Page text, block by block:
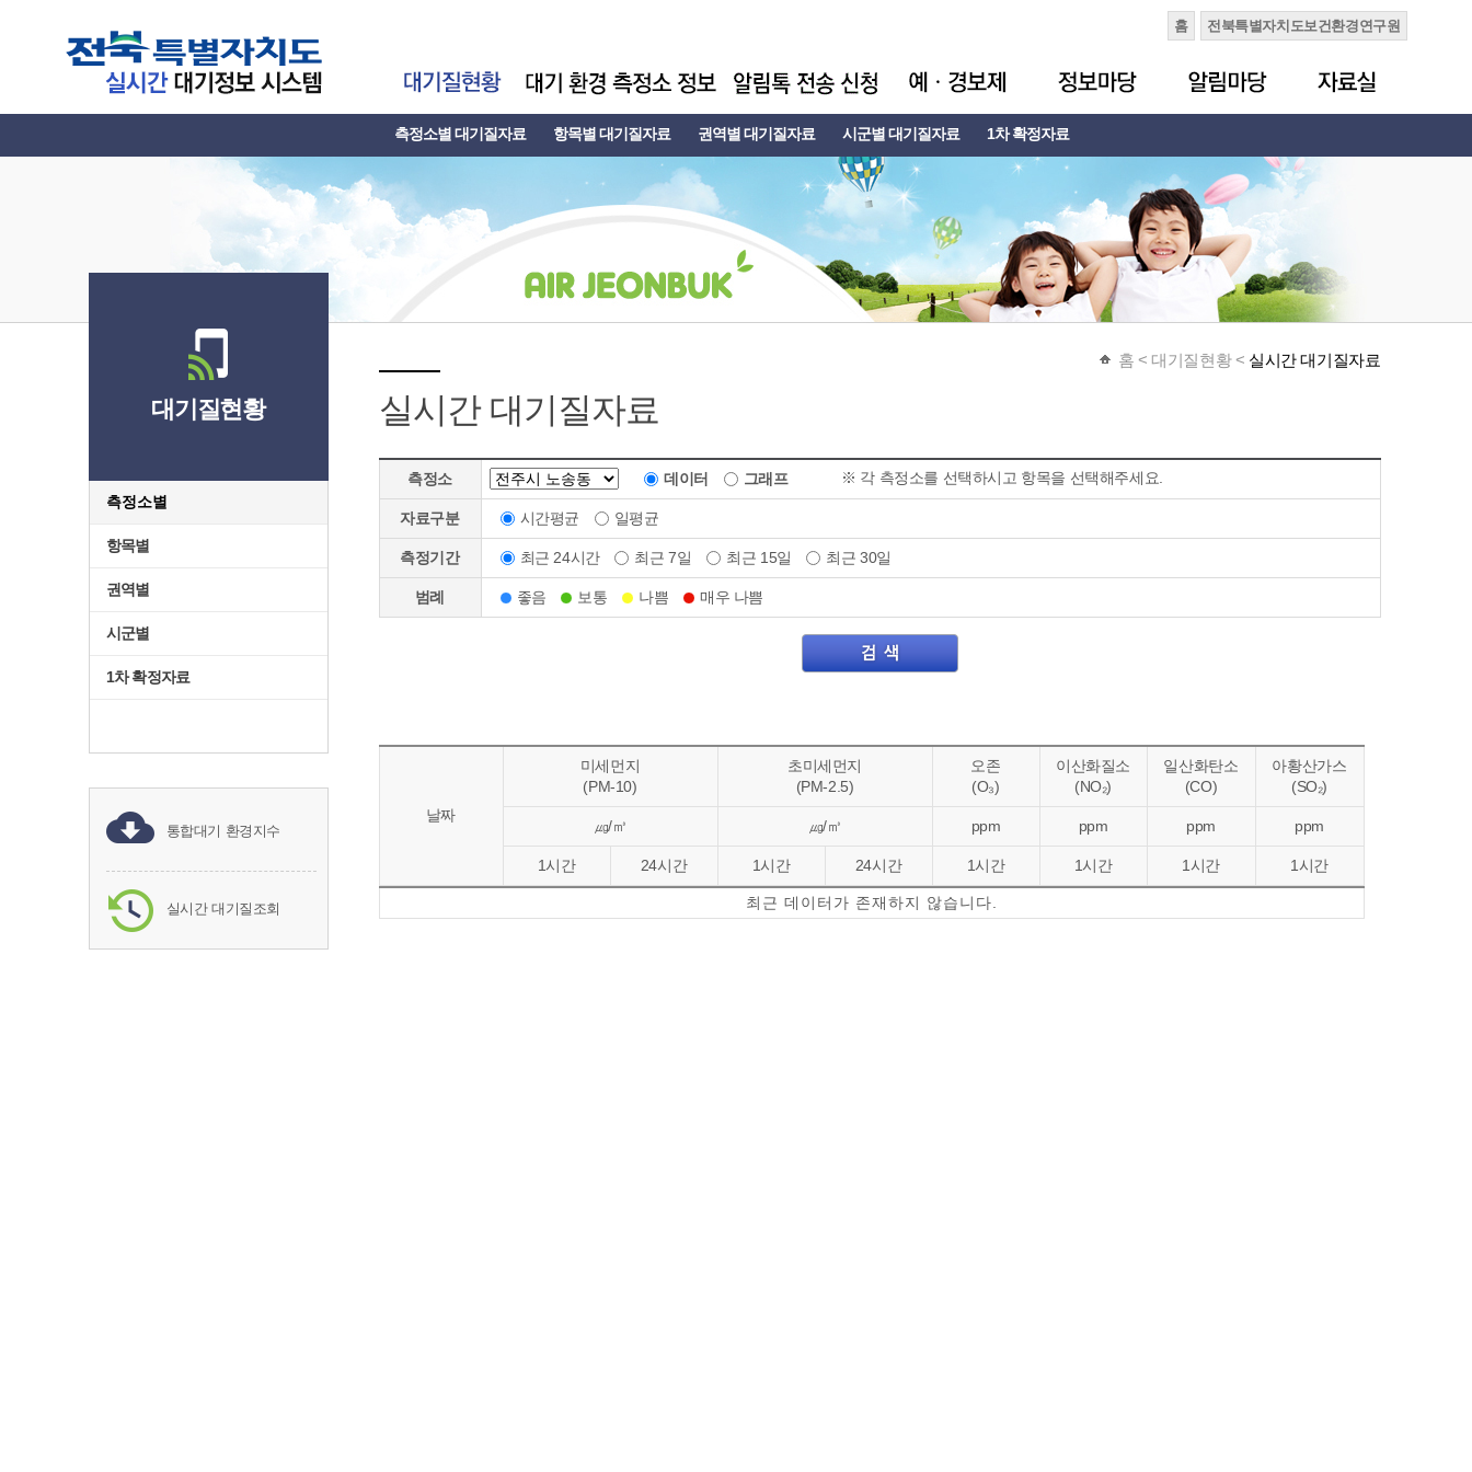
홈 전북특별자치도보건환경연구원
측정소별 대기질자료 항목별 대기질자료 권역별 대기질자료 시군별 대기질자료 1차 확정자료
대기질현황
측정소별
항목별
권역별
시군별
1차 확정자료
통합대기 환경지수
실시간 대기질조회
홈 < 대기질현황 < 실시간 대기질자료
실시간 대기질자료
측정소 데이터 그래프 ※ 각 측정소를 선택하시고 항목을 선택해주세요.
자료구분 시간평균 일평균
측정기간 최근 24시간 최근 7일 최근 15일 최근 30일
범례 좋음 보통 나쁨 매우 나쁨
날짜
미세먼지
(PM-10)
초미세먼지
(PM-2.5)
오존
(O₃)
이산화질소
(NO₂)
일산화탄소
(CO)
아황산가스
(SO₂)
㎍/㎥ ㎍/㎥ ppm ppm ppm ppm
1시간 24시간 1시간 24시간 1시간 1시간 1시간 1시간
최근 데이터가 존재하지 않습니다.